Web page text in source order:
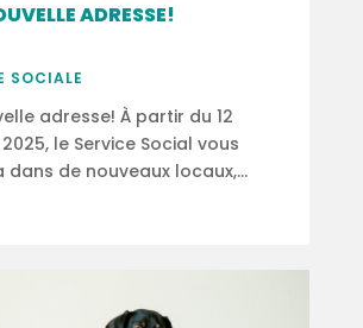
ADRESSE!
SOCIALE
adresse! À partir du 12
le Service Social vous
dans de nouveaux locaux,...